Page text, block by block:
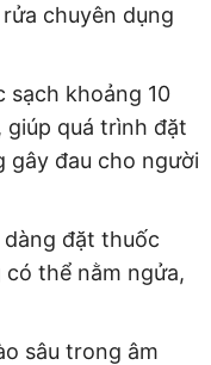
chuyên dụng
sạch khoảng 10
giúp quá trình đặt
gây đau cho người
đặt thuốc
thể nằm ngửa,
sâu trong âm